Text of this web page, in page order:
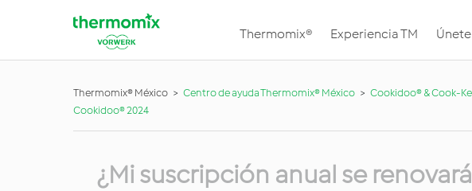
Thermomix® Experiencia TM Únete
Thermomix® México Centro de ayuda Thermomix® México Cookidoo® & Cook-
Cookidoo® 2024
¿Mi suscripción anual se